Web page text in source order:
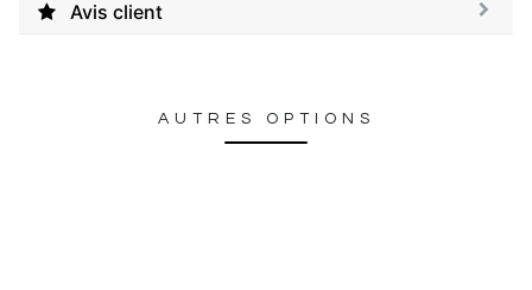
Avis client
AUTRES OPTIONS